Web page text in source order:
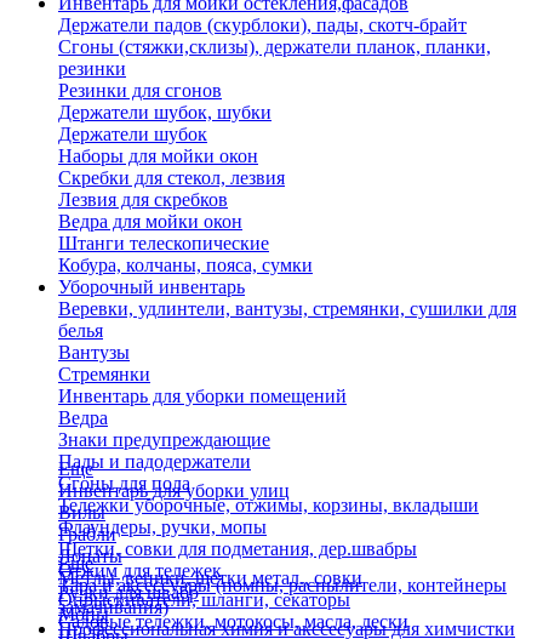
Держатели падов (скурблоки), пады, скотч-брайт
Сгоны (стяжки,склизы), держатели планок, планки,
резинки
Резинки для сгонов
Держатели шубок, шубки
Держатели шубок
Наборы для мойки окон
Скребки для стекол, лезвия
Лезвия для скребков
Ведра для мойки окон
Штанги телескопические
Кобура, колчаны, пояса, сумки
Уборочный инвентарь
Веревки, удлинтели, вантузы, стремянки, сушилки для
белья
Вантузы
Стремянки
Инвентарь для уборки помещений
Ведра
Знаки предупреждающие
Пады и падодержатели
Сгоны для пола
Тележки уборочные, отжимы, корзины, вкладыши
Флаундеры, ручки, мопы
Щетки, совки для подметания, дер.швабры
Отжим для тележек
Ручки для швабр
Мопы
Еще
Инвентарь для уборки улиц
Вилы
Грабли
Лопаты
Метлы, веники, щетки метал., совки
Опрыскиватели, шланги, секаторы
Садовые тележки, мотокосы, масла, лески
Еще
Тара и аксессуары (помпы, распылители, контейнеры
замачивания)
Профессиональная химия и акссесуары для химчистки